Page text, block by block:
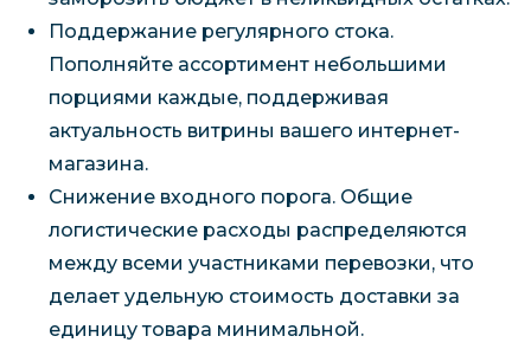
Поддержание регулярного стока.
Пополняйте ассортимент небольшими
порциями каждые, поддерживая
актуальность витрины вашего интернет-
магазина.
Снижение входного порога. Общие
логистические расходы распределяются
между всеми участниками перевозки, что
делает удельную стоимость доставки за
единицу товара минимальной.